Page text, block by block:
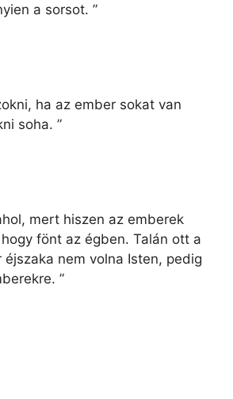
a sorsot. ”
ha az ember sokat van
soha. ”
mert hiszen az emberek
fönt az égben. Talán ott a
nem volna Isten, pedig
”